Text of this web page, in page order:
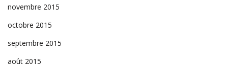
novembre 2015
octobre 2015
septembre 2015
août 2015